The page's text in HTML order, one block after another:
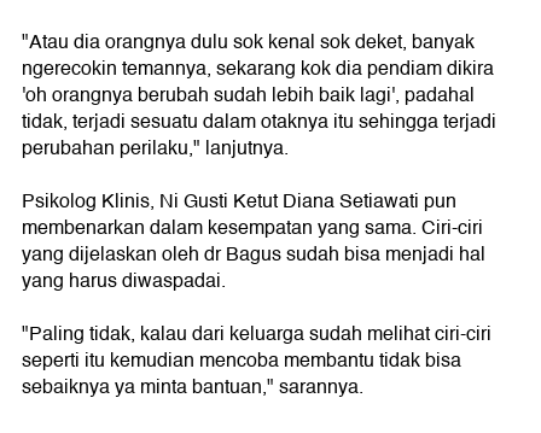
"Atau dia orangnya dulu sok kenal sok deket, banyak
ngerecokin temannya, sekarang kok dia pendiam dikira
'oh orangnya berubah sudah lebih baik lagi', padahal
tidak, terjadi sesuatu dalam otaknya itu sehingga terjadi
perubahan perilaku," lanjutnya.
Psikolog Klinis, Ni Gusti Ketut Diana Setiawati pun
membenarkan dalam kesempatan yang sama. Ciri-ciri
yang dijelaskan oleh dr Bagus sudah bisa menjadi hal
yang harus diwaspadai.
"Paling tidak, kalau dari keluarga sudah melihat ciri-ciri
seperti itu kemudian mencoba membantu tidak bisa
sebaiknya ya minta bantuan," sarannya.